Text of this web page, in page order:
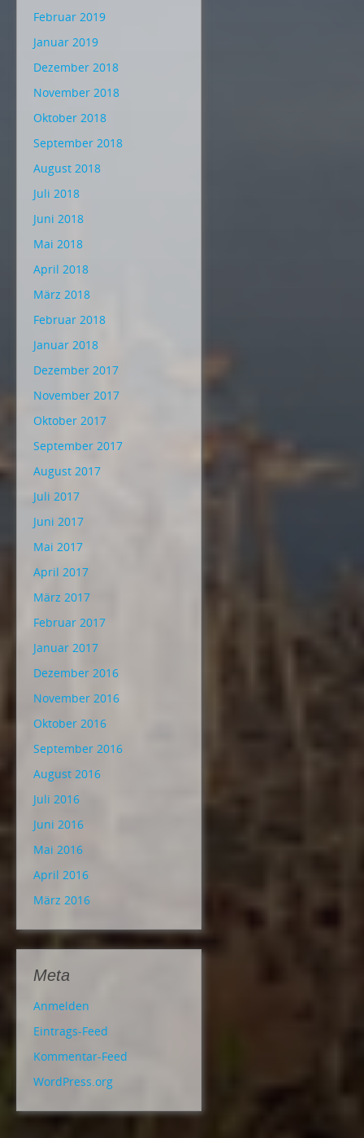
Februar 2019
Januar 2019
Dezember 2018
November 2018
Oktober 2018
September 2018
August 2018
Juli 2018
Juni 2018
Mai 2018
April 2018
März 2018
Februar 2018
Januar 2018
Dezember 2017
November 2017
Oktober 2017
September 2017
August 2017
Juli 2017
Juni 2017
Mai 2017
April 2017
März 2017
Februar 2017
Januar 2017
Dezember 2016
November 2016
Oktober 2016
September 2016
August 2016
Juli 2016
Juni 2016
Mai 2016
April 2016
März 2016
Meta
Anmelden
Eintrags-Feed
Kommentar-Feed
WordPress.org